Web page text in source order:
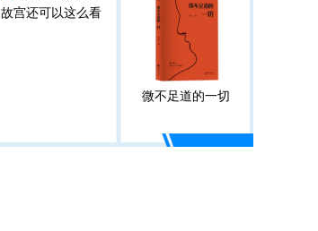
故宫还可以这么看
微不足道的一切